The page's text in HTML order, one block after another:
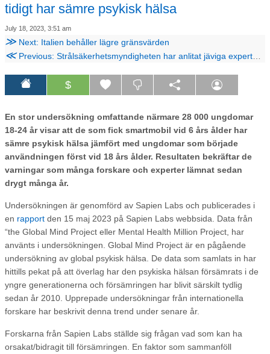
tidigt har sämre psykisk hälsa
July 18, 2023, 3:51 am
≫ Next: Italien behåller lägre gränsvärden
≪Previous: Strålsäkerhetsmyndigheten har anlitat jäviga experter i 20 år
$
En stor undersökning omfattande närmare 28 000 ungdomar
18-24 år visar att de som fick smartmobil vid 6 års ålder har
sämre psykisk hälsa jämfört med ungdomar som började
användningen först vid 18 års ålder. Resultaten bekräftar de
varningar som många forskare och experter lämnat sedan
drygt många år.
Undersökningen är genomförd av Sapien Labs och publicerades i
en rapport den 15 maj 2023 på Sapien Labs webbsida. Data från
“the Global Mind Project eller Mental Health Million Project, har
använts i undersökningen. Global Mind Project är en pågående
undersökning av global psykisk hälsa. De data som samlats in har
hittills pekat på att överlag har den psykiska hälsan försämrats i de
yngre generationerna och försämringen har blivit särskilt tydlig
sedan år 2010. Upprepade undersökningar från internationella
forskare har beskrivit denna trend under senare år.
Forskarna från Sapien Labs ställde sig frågan vad som kan ha
orsakat/bidragit till försämringen. En faktor som sammanföll